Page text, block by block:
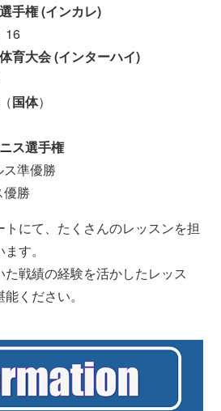
手権 (インカレ)
16
育大会 (インターハイ)
（国体）
ス選手権
準優勝
優勝
にて、たくさんのレッスンを担
す。
戦績の経験を活かしたレッス
ください。